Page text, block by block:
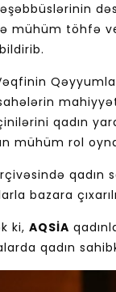
mühüm töhfə
qadın
mühüm rol
qadın
bazara
ki,AQSİA
qadın